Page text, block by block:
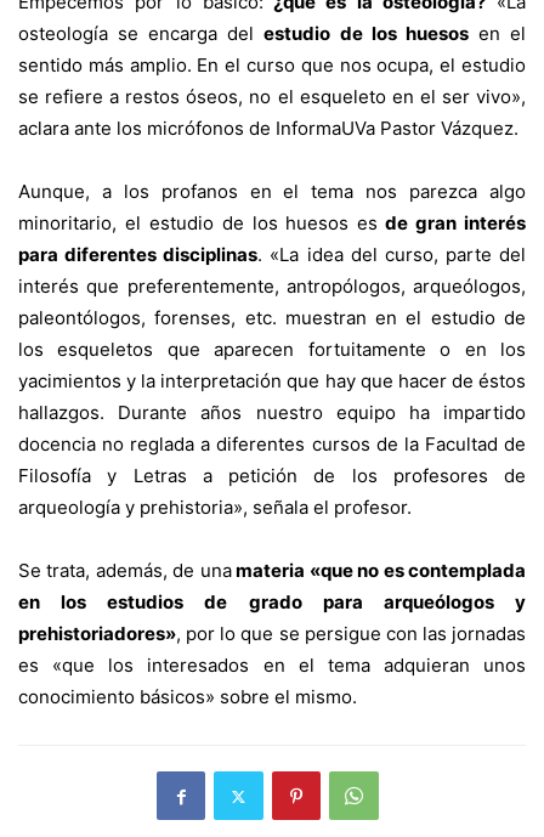
osteología se encarga delestudio de los huesosen el
sentido más amplio. En el curso que nos ocupa, el estudio
se refiere a restos óseos, no el esqueleto en el ser vivo»,
aclara ante los micrófonos de InformaUVa Pastor Vázquez.
Aunque, a los profanos en el tema nos parezca algo
minoritario, el estudio de los huesos es de gran interés
para diferentes disciplinas. «La idea del curso, parte del
interés que preferentemente, antropólogos, arqueólogos,
paleontólogos, forenses, etc. muestran en el estudio de
los esqueletos que aparecen fortuitamente o en los
yacimientos y la interpretación que hay que hacer de éstos
hallazgos. Durante años nuestro equipo ha impartido
docencia no reglada a diferentes cursos de la Facultad de
Filosofía y Letras a petición de los profesores de
arqueología y prehistoria», señala el profesor.
Se trata, además, de unamateria «que no es contemplada
en los estudios de grado para arqueólogos y
prehistoriadores», por lo que se persigue con las jornadas
es «que los interesados en el tema adquieran unos
conocimiento básicos» sobre el mismo.